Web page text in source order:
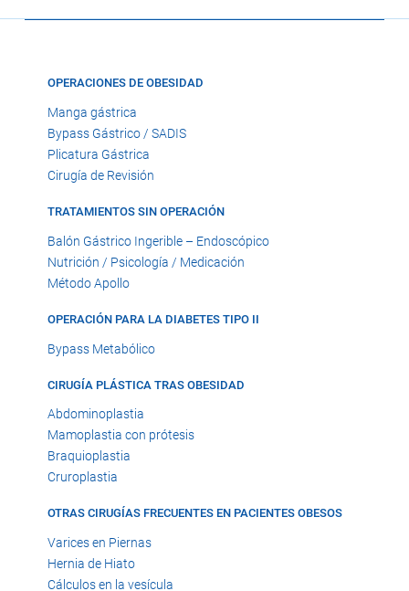
OPERACIONES DE OBESIDAD
Manga gástrica
Bypass Gástrico / SADIS
Plicatura Gástrica
Cirugía de Revisión
TRATAMIENTOS SIN OPERACIÓN
Balón Gástrico Ingerible – Endoscópico
Nutrición / Psicología / Medicación
Método Apollo
OPERACIÓN PARA LA DIABETES TIPO II
Bypass Metabólico
CIRUGÍA PLÁSTICA TRAS OBESIDAD
Abdominoplastia
Mamoplastia con prótesis
Braquioplastia
Cruroplastia
OTRAS CIRUGÍAS FRECUENTES EN PACIENTES OBESOS
Varices en Piernas
Hernia de Hiato
Cálculos en la vesícula